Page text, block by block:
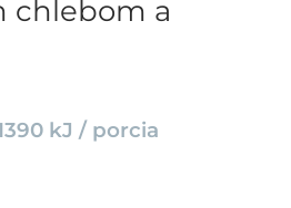
chlebom a
kJ / porcia